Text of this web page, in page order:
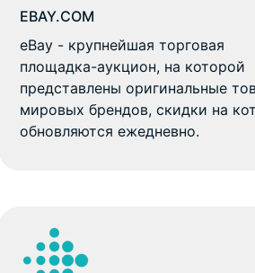
EBAY.COM
eBay - крупнейшая торговая
площадка-аукцион, на которой
представлены оригинальные
мировых брендов, скидки на
обновляются ежедневно.